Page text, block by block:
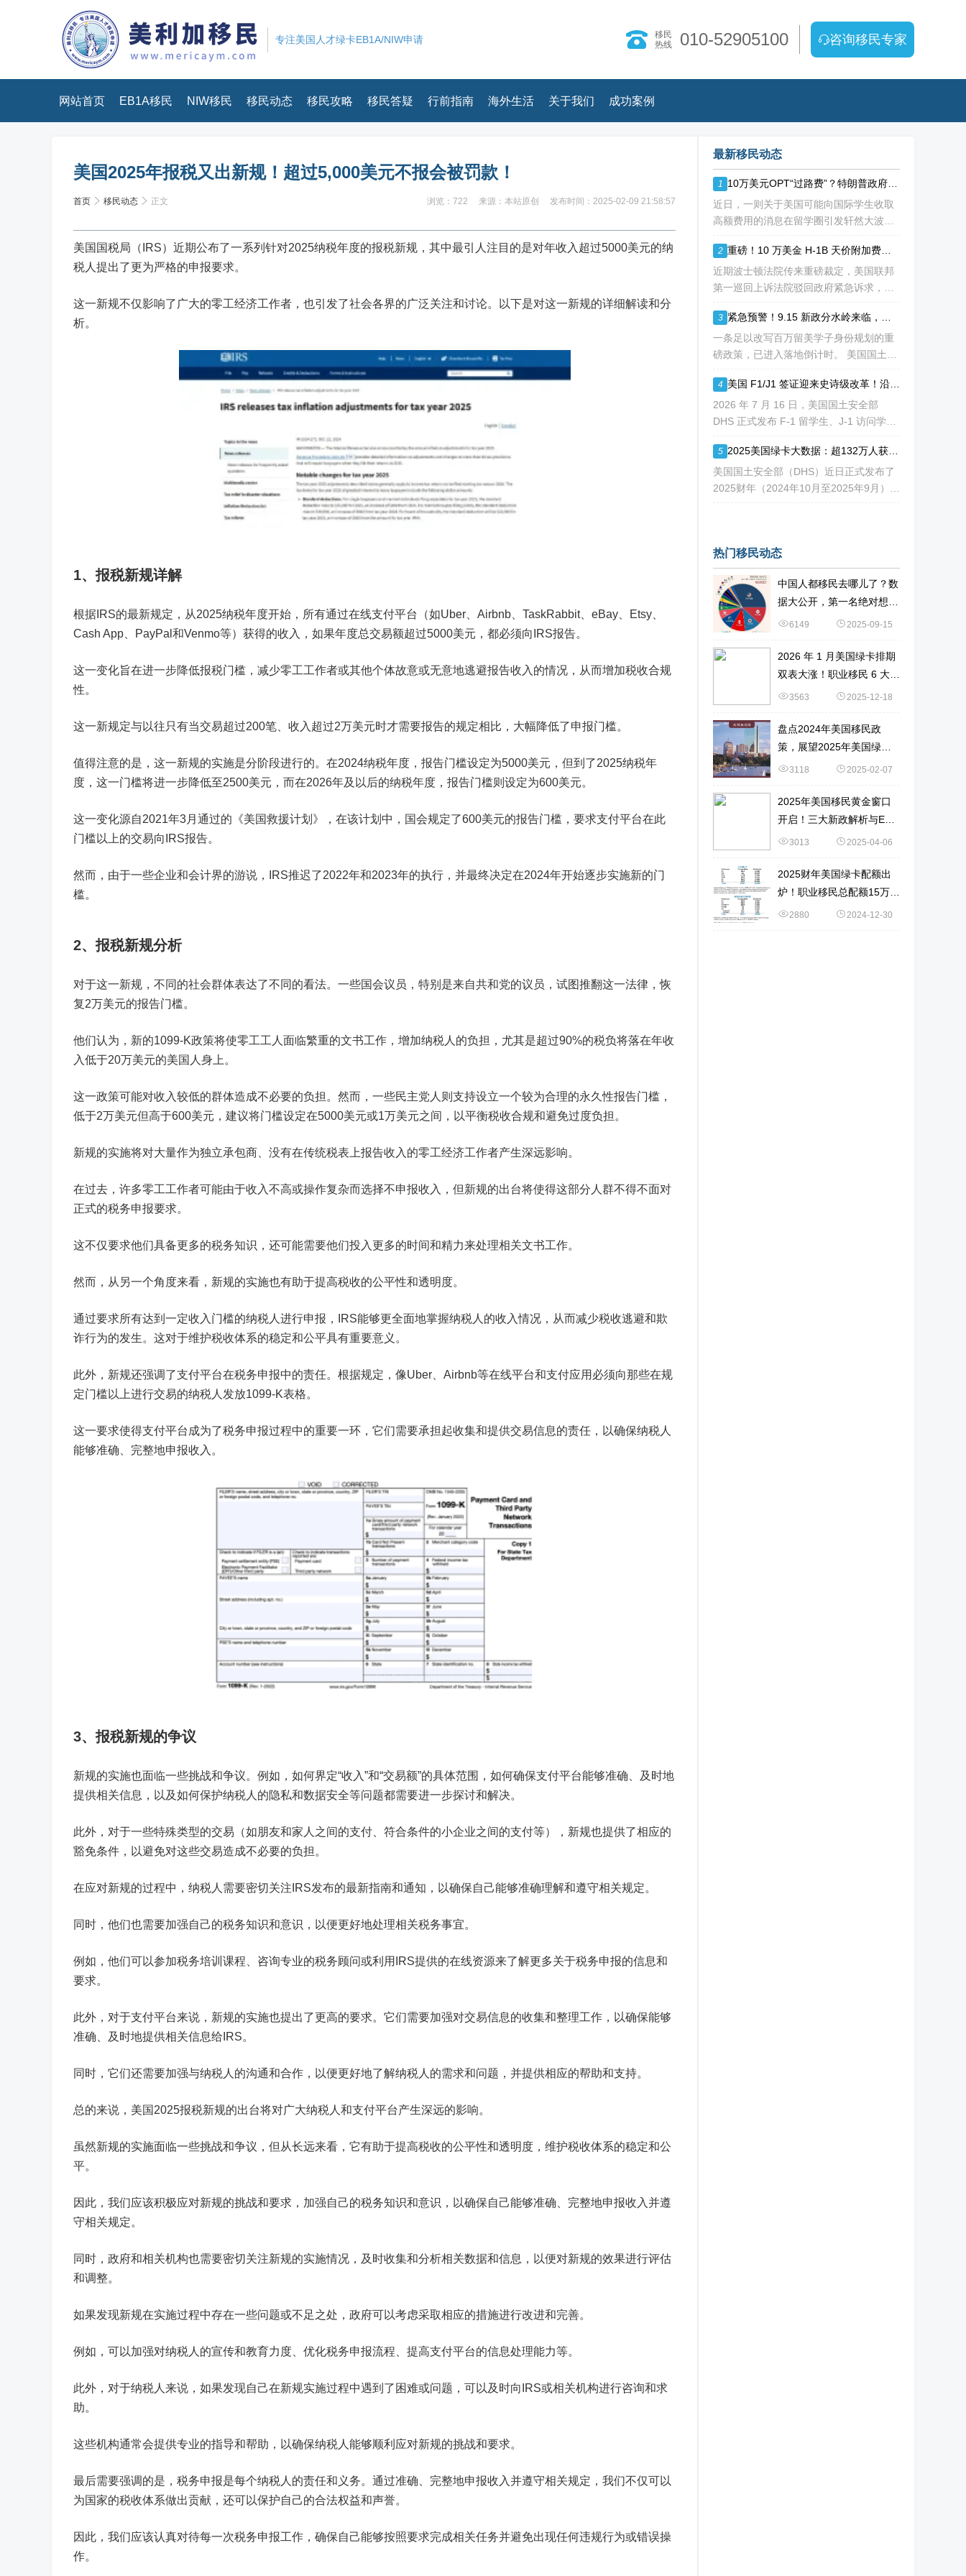
专注美国人才绿卡EB1A/NIW申请
移民
热线
010-52905100 咨询移民专家
网站首页 EB1A移民 NIW移民 移民动态 移民攻略 移民答疑 行前指南 海外生活 关于我们 成功案例
美国2025年报税又出新规！超过5,000美元不报会被罚款！
首页 移民动态 正文 浏览：722 来源：本站原创 发布时间：2025-02-09 21:58:57
美国国税局（IRS）近期公布了一系列 针对2025纳税年度的报税新规 ，其中最引人注目的是对年收入超过5000美元的纳
税人提出了更为严格的申报要求。
这一新规不仅影响了广大的零工经济工作者，也引发了社会各界的广泛关注和讨论。以下是对这一新规的详细解读和分
析。
1、 报税新规详解
根据IRS的最新规定，从2025纳税年度开始，所有通过在线支付平台（如Uber、Airbnb、TaskRabbit、eBay、Etsy、
Cash App、PayPal和Venmo等）获得的收入，如果年度总交易额超过5000美元，都必须向IRS报告。
这一变化旨在进一步降低报税门槛，减少零工工作者或其他个体故意或无意地逃避报告收入的情况，从而增加税收合规
性。
这一新规定与以往只有当交易超过200笔、收入超过2万美元时才需要报告的规定相比，大幅降低了申报门槛。
值得注意的是，这一新规的实施是分阶段进行的。在2024纳税年度，报告门槛设定为5000美元，但到了2025纳税年
度，这一门槛将进一步降低至2500美元，而在2026年及以后的纳税年度，报告门槛则设定为600美元。
这一变化源自2021年3月通过的《美国救援计划》，在该计划中，国会规定了600美元的报告门槛，要求支付平台在此
门槛以上的交易向IRS报告。
然而，由于一些企业和会计界的游说，IRS推迟了2022年和2023年的执行，并最终决定在2024年开始逐步实施新的门
槛。
2、 报税新规分析
对于这一新规，不同的社会群体表达了不同的看法。一些国会议员，特别是来自共和党的议员，试图推翻这一法律，恢
复2万美元的报告门槛。
他们认为，新的1099-K政策将使零工工人面临繁重的文书工作，增加纳税人的负担，尤其是超过90%的税负将落在年收
入低于20万美元的美国人身上。
这一政策可能对收入较低的群体造成不必要的负担。然而，一些民主党人则支持设立一个较为合理的永久性报告门槛，
低于2万美元但高于600美元，建议将门槛设定在5000美元或1万美元之间，以平衡税收合规和避免过度负担。
新规的实施将对大量作为独立承包商、没有在传统税表上报告收入的零工经济工作者产生深远影响。
在过去，许多零工工作者可能由于收入不高或操作复杂而选择不申报收入，但新规的出台将使得这部分人群不得不面对
正式的税务申报要求。
这不仅要求他们具备更多的税务知识，还可能需要他们投入更多的时间和精力来处理相关文书工作。
然而，从另一个角度来看，新规的实施也有助于提高税收的公平性和透明度。
通过要求所有达到一定收入门槛的纳税人进行申报，IRS能够更全面地掌握纳税人的收入情况，从而减少税收逃避和欺
诈行为的发生。这对于维护税收体系的稳定和公平具有重要意义。
此外，新规还强调了支付平台在税务申报中的责任。根据规定，像Uber、Airbnb等在线平台和支付应用必须向那些在规
定门槛以上进行交易的纳税人发放1099-K表格。
这一要求使得支付平台成为了税务申报过程中的重要一环，它们需要承担起收集和提供交易信息的责任，以确保纳税人
能够准确、完整地申报收入。
3、 报税新规的争议
新规的实施也面临一些挑战和争议。例如，如何界定“收入”和“交易额”的具体范围，如何确保支付平台能够准确、及时地
提供相关信息，以及如何保护纳税人的隐私和数据安全等问题都需要进一步探讨和解决。
此外，对于一些特殊类型的交易（如朋友和家人之间的支付、符合条件的小企业之间的支付等），新规也提供了相应的
豁免条件，以避免对这些交易造成不必要的负担。
在应对新规的过程中，纳税人需要密切关注IRS发布的最新指南和通知，以确保自己能够准确理解和遵守相关规定。
同时，他们也需要加强自己的税务知识和意识，以便更好地处理相关税务事宜。
例如，他们可以参加税务培训课程、咨询专业的税务顾问或利用IRS提供的在线资源来了解更多关于税务申报的信息和
要求。
此外，对于支付平台来说，新规的实施也提出了更高的要求。它们需要加强对交易信息的收集和整理工作，以确保能够
准确、及时地提供相关信息给IRS。
同时，它们还需要加强与纳税人的沟通和合作，以便更好地了解纳税人的需求和问题，并提供相应的帮助和支持。
总的来说，美国2025报税新规的出台将对广大纳税人和支付平台产生深远的影响。
虽然新规的实施面临一些挑战和争议，但从长远来看，它有助于提高税收的公平性和透明度，维护税收体系的稳定和公
平。
因此，我们应该积极应对新规的挑战和要求，加强自己的税务知识和意识，以确保自己能够准确、完整地申报收入并遵
守相关规定。
同时，政府和相关机构也需要密切关注新规的实施情况，及时收集和分析相关数据和信息，以便对新规的效果进行评估
和调整。
如果发现新规在实施过程中存在一些问题或不足之处，政府可以考虑采取相应的措施进行改进和完善。
例如，可以加强对纳税人的宣传和教育力度、优化税务申报流程、提高支付平台的信息处理能力等。
此外，对于纳税人来说，如果发现自己在新规实施过程中遇到了困难或问题，可以及时向IRS或相关机构进行咨询和求
助。
这些机构通常会提供专业的指导和帮助，以确保纳税人能够顺利应对新规的挑战和要求。
最后需要强调的是，税务申报是每个纳税人的责任和义务。通过准确、完整地申报收入并遵守相关规定，我们不仅可以
为国家的税收体系做出贡献，还可以保护自己的合法权益和声誉。
因此，我们应该认真对待每一次税务申报工作，确保自己能够按照要求完成相关任务并避免出现任何违规行为或错误操
作。
最新移民动态
1
近日，一则关于美国可能向国际学生收取
高额费用的消息在留学圈引发轩然大波。
朗普政府正在讨论一项针对国际学生毕业
后工作许可（OPT）的新方案，其中可能
包括高达10万美元
2
近期波士顿法院传来重磅裁定，美国联邦
第一巡回上诉法院驳回政府紧急诉求，此
费，再次被司法禁令冻结。 不少海外技
术人才看到消息稍感宽慰，但
3
一条足以改写百万留美学子身份规划的重
磅政策，已进入落地倒计时。 美国国土安
规，7 月 17 日文件公示于《联邦公报》，
60 天后，也就是2026
4
2026 年 7 月 16 日，美国国土安全部
DHS 正式发布 F-1 留学生、J-1 访问学者
撑无数留美学子身份合规的 D/S 体系宣告
全面退出历史舞台。
5
美国国土安全部（DHS）近日正式发布了
2025财年（2024年10月至2025年9月）的
热门移民动态
中国人都移民去哪儿了？数
据大公开，第一名绝对想不
到6149 2025-09-15
2026 年 1 月美国绿卡排期
双表大涨！职业移民 6 大新
变化 + 申请策略
3563 2025-12-18
盘点2024年美国移民政
策，展望2025年美国绿卡
获取难度！
3118 2025-02-07
2025年美国移民黄金窗口
开启！三大新政解析与EB-
1A申请实战指南！
3013 2025-04-06
2025财年美国绿卡配额出
炉！职业移民总配额15万！
数据详解→
2880 2024-12-30